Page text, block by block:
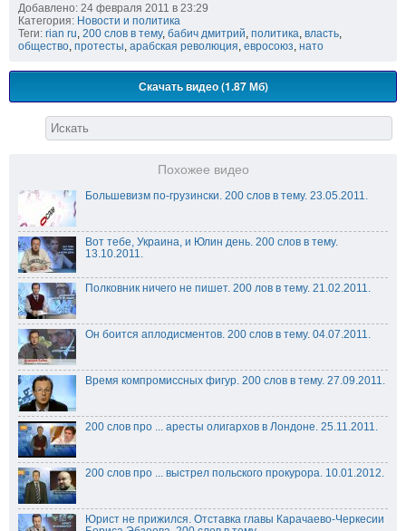
Добавлено: 24 февраля 2011 в 23:29
Категория: Новости и политика
Теги: rian ru 200 слов в тему, бабич дмитрий политика власть
общество протесты арабская революция евросоюз нато
Скачать видео (1.87 Мб)
Похожее видео
Большевизм по-грузински. 200 слов в тему. 23.05.2011.
Вот тебе, Украина, и Юлин день. 200 слов в тему.
13.10.2011.
Полковник ничего не пишет. 200 лов в тему. 21.02.2011.
Он боится аплодисментов. 200 слов в тему. 04.07.2011.
Время компромиссных фигур. 200 слов в тему. 27.09.2011.
200 слов про ... аресты олигархов в Лондоне. 25.11.2011.
200 слов про ... выстрел польского прокурора. 10.01.2012.
Юрист не прижился. Отставка главы Карачаево-Черкесии